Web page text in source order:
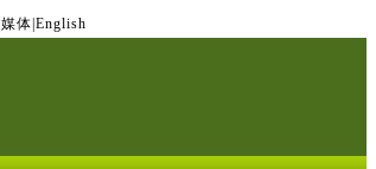
体 English